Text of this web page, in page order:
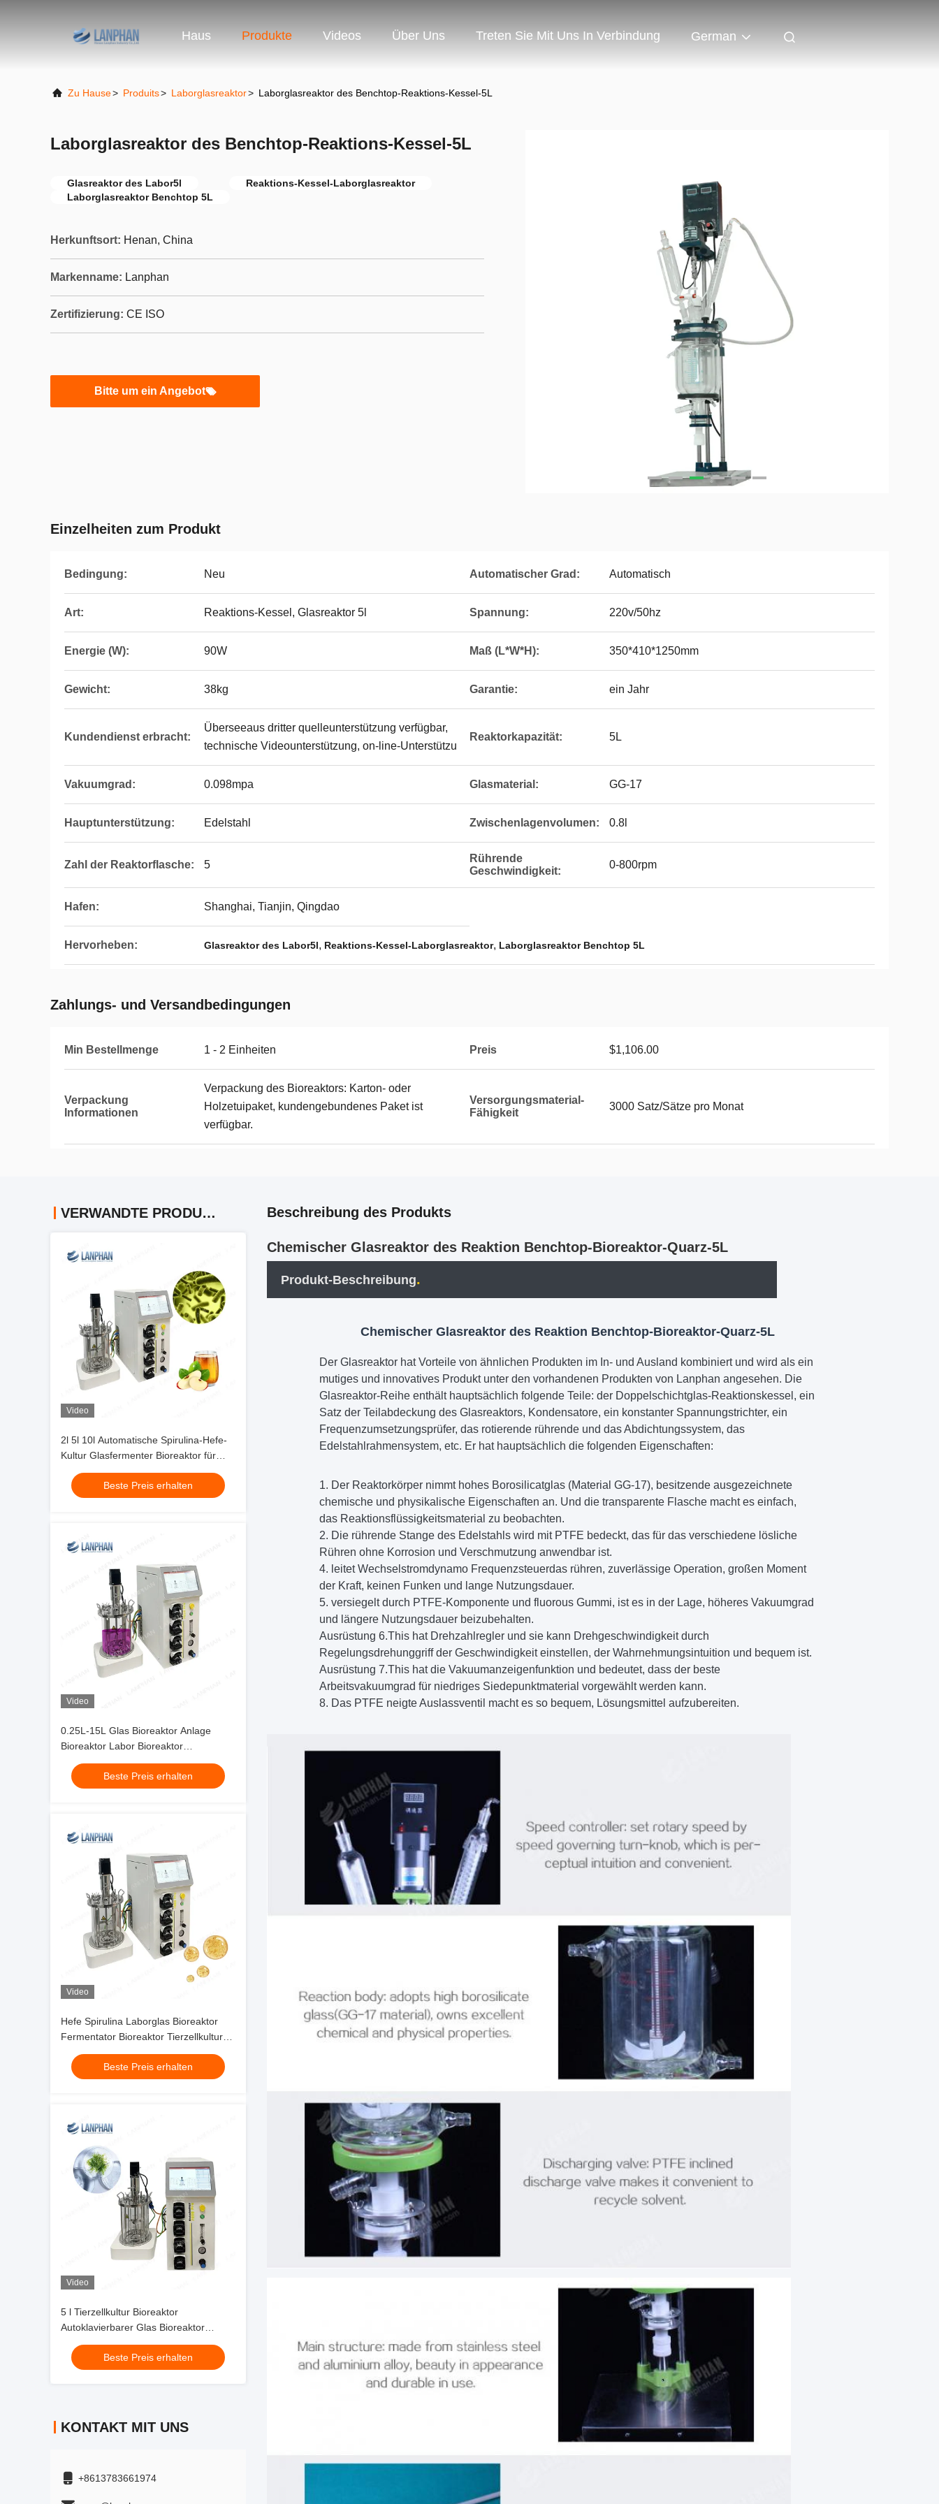
Haus Produkte Videos Über Uns Treten Sie Mit Uns In Verbindung German
Zu Hause> Produits> Laborglasreaktor> Laborglasreaktor des Benchtop-Reaktions-Kessel-5L
Laborglasreaktor des Benchtop-Reaktions-Kessel-5L
Glasreaktor des Labor5l
Reaktions-Kessel-Laborglasreaktor
Laborglasreaktor Benchtop 5L
Herkunftsort: Henan, China
Markenname: Lanphan
Zertifizierung: CE ISO
Bitte um ein Angebot
Einzelheiten zum Produkt
Bedingung: Neu Automatischer Grad: Automatisch
Art: Reaktions-Kessel, Glasreaktor 5l Spannung: 220v/50hz
Energie (W): 90W Maß (L*W*H): 350*410*1250mm
Gewicht: 38kg Garantie: ein Jahr
Kundendienst erbracht:
Überseeaus dritter quelleunterstützung verfügbar,
technische Videounterstützung, on-line-Unterstützu
Reaktorkapazität: 5L
Vakuumgrad: 0.098mpa Glasmaterial: GG-17
Hauptunterstützung: Edelstahl Zwischenlagenvolumen: 0.8l
Zahl der Reaktorflasche: 5
Rührende
Geschwindigkeit:
0-800rpm
Hafen: Shanghai, Tianjin, Qingdao
Hervorheben: Glasreaktor des Labor5l, Reaktions-Kessel-Laborglasreaktor, Laborglasreaktor Benchtop 5L
Zahlungs- und Versandbedingungen
Min Bestellmenge 1 - 2 Einheiten Preis $1,106.00
Verpackung
Informationen
Verpackung des Bioreaktors: Karton- oder
Holzetuipaket, kundengebundenes Paket ist
verfügbar.
Versorgungsmaterial-
Fähigkeit
3000 Satz/Sätze pro Monat
VERWANDTE PRODUKTE
Video
2l 5l 10l Automatische Spirulina-Hefe-
Kultur Glasfermenter Bioreaktor für
Zellkultur
Beste Preis erhalten
Video
0.25L-15L Glas Bioreaktor Anlage
Bioreaktor Labor Bioreaktor
Ausrüstung für Zellkultur
Beste Preis erhalten
Video
Hefe Spirulina Laborglas Bioreaktor
Fermentator Bioreaktor Tierzellkultur
Bioreaktor 10L/5L
Beste Preis erhalten
Video
5 l Tierzellkultur Bioreaktor
Autoklavierbarer Glas Bioreaktor
Mikrobieller Fermentator
Beste Preis erhalten
KONTAKT MIT UNS
+8613783661974
Beschreibung des Produkts
Chemischer Glasreaktor des Reaktion Benchtop-Bioreaktor-Quarz-5L
Produkt-Beschreibung.
Chemischer Glasreaktor des Reaktion Benchtop-Bioreaktor-Quarz-5L
Der Glasreaktor hat Vorteile von ähnlichen Produkten im In- und Ausland kombiniert und wird als ein
mutiges und innovatives Produkt unter den vorhandenen Produkten von Lanphan angesehen. Die
Glasreaktor-Reihe enthält hauptsächlich folgende Teile: der Doppelschichtglas-Reaktionskessel, ein
Satz der Teilabdeckung des Glasreaktors, Kondensatore, ein konstanter Spannungstrichter, ein
Frequenzumsetzungsprüfer, das rotierende rührende und das Abdichtungssystem, das
Edelstahlrahmensystem, etc. Er hat hauptsächlich die folgenden Eigenschaften:
1. Der Reaktorkörper nimmt hohes Borosilicatglas (Material GG-17), besitzende ausgezeichnete
chemische und physikalische Eigenschaften an. Und die transparente Flasche macht es einfach,
das Reaktionsflüssigkeitsmaterial zu beobachten.
2. Die rührende Stange des Edelstahls wird mit PTFE bedeckt, das für das verschiedene lösliche
Rühren ohne Korrosion und Verschmutzung anwendbar ist.
4. leitet Wechselstromdynamo Frequenzsteuerdas rühren, zuverlässige Operation, großen Moment
der Kraft, keinen Funken und lange Nutzungsdauer.
5. versiegelt durch PTFE-Komponente und fluorous Gummi, ist es in der Lage, höheres Vakuumgrad
und längere Nutzungsdauer beizubehalten.
Ausrüstung 6.This hat Drehzahlregler und sie kann Drehgeschwindigkeit durch
Regelungsdrehunggriff der Geschwindigkeit einstellen, der Wahrnehmungsintuition und bequem ist.
Ausrüstung 7.This hat die Vakuumanzeigenfunktion und bedeutet, dass der beste
Arbeitsvakuumgrad für niedriges Siedepunktmaterial vorgewählt werden kann.
8. Das PTFE neigte Auslassventil macht es so bequem, Lösungsmittel aufzubereiten.